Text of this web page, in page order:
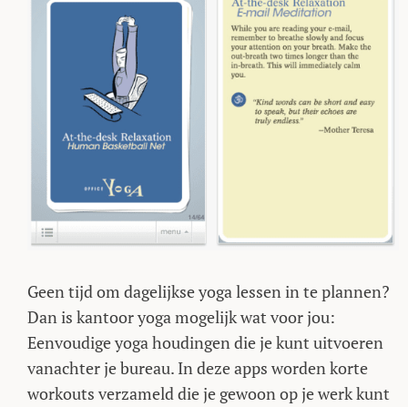
Geen tijd om dagelijkse yoga lessen in te plannen?
Dan is kantoor yoga mogelijk wat voor jou:
Eenvoudige yoga houdingen die je kunt uitvoeren
vanachter je bureau. In deze apps worden korte
workouts verzameld die je gewoon op je werk kunt